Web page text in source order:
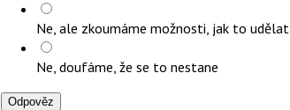
Ne, ale zkoumáme možnosti, jak to udělat
Ne, doufáme, že se to nestane
Odpověz